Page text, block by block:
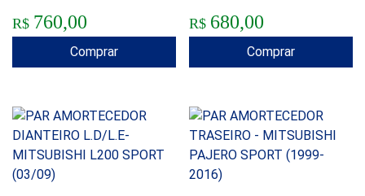
R$ 760,00
Comprar
R$ 680,00
Comprar